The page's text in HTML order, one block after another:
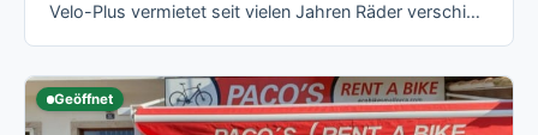
Velo-Plus vermietet seit vielen Jahren Räder verschiedener Kategorien direkt an der Carretera Artà-Alcúdia in Can Picafort, mit Tagespreisen …
Geöffnet